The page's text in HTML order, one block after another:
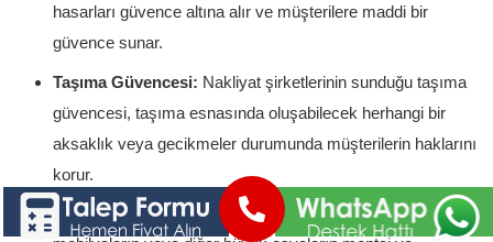
hasarları güvence altına alır ve müşterilere maddi bir
güvence sunar.
Taşıma Güvencesi: Nakliyat şirketlerinin sunduğu taşıma
güvencesi, taşıma esnasında oluşabilecek herhangi bir
aksaklık veya gecikmeler durumunda müşterilerin haklarını
korur.
Montaj ve Demontaj Sigortası:Bazı noktalarda